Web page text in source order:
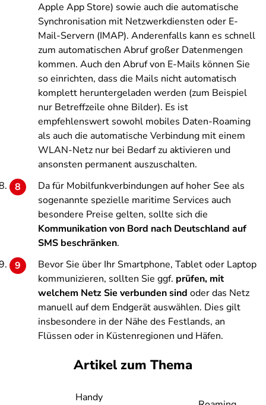
Apple App Store) sowie auch die automatische
Synchronisation mit Netzwerkdiensten oder E-
Mail-Servern (IMAP). Anderenfalls kann es schnell
zum automatischen Abruf großer Datenmengen
kommen. Auch den Abruf von E-Mails können Sie
so einrichten, dass die Mails nicht automatisch
komplett heruntergeladen werden (zum Beispiel
nur Betreffzeile ohne Bilder). Es ist
empfehlenswert sowohl mobiles Daten-Roaming
als auch die automatische Verbindung mit einem
WLAN-Netz nur bei Bedarf zu aktivieren und
ansonsten permanent auszuschalten.
Da für Mobilfunkverbindungen auf hoher See als
sogenannte spezielle maritime Services auch
besondere Preise gelten, sollte sich die
Kommunikation von Bord nach Deutschland auf
SMS beschränken.
Bevor Sie über Ihr Smartphone, Tablet oder Laptop
kommunizieren, sollten Sie ggf. prüfen, mit
welchem Netz Sie verbunden sind oder das Netz
manuell auf dem Endgerät auswählen. Dies gilt
insbesondere in der Nähe des Festlands, an
Flüssen oder in Küstenregionen und Häfen.
Artikel zum Thema
Handy